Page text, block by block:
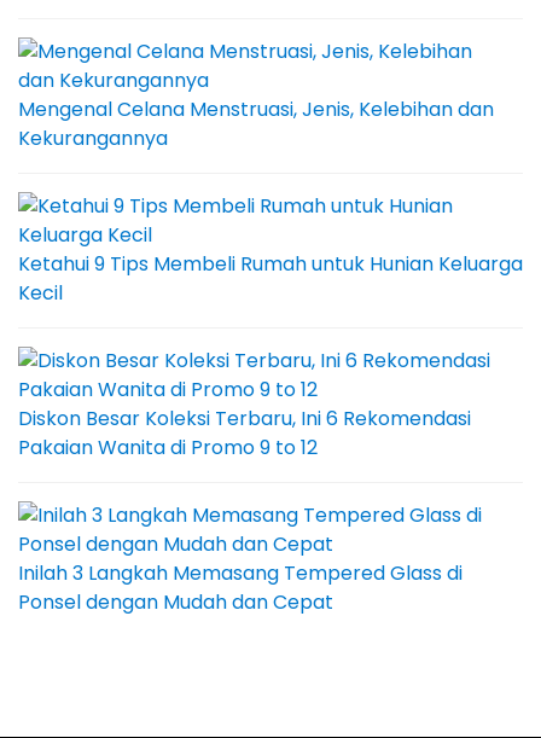
Mengenal Celana Menstruasi, Jenis, Kelebihan dan
Kekurangannya
Ketahui 9 Tips Membeli Rumah untuk Hunian Keluarga
Kecil
Diskon Besar Koleksi Terbaru, Ini 6 Rekomendasi
Pakaian Wanita di Promo 9 to 12
Inilah 3 Langkah Memasang Tempered Glass di
Ponsel dengan Mudah dan Cepat